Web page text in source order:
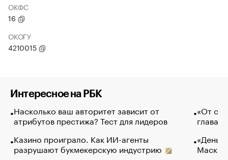
ОКФС
16
ОКОГУ
4210015
Интересное на РБК
Насколько ваш авторитет зависит от
атрибутов престижа? Тест для лидеров
Казино проиграло. Как ИИ-агенты
разрушают букмекерскую индустрию
«От
глава
Маск в